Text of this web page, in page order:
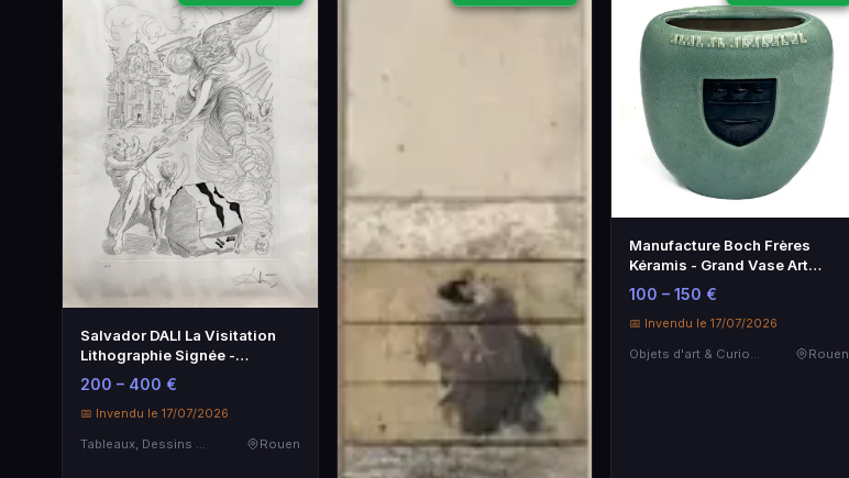
Salvador DALI La Visitation
Lithographie Signée -
Estampe d'Art
200 – 400 €
📅 Invendu le 17/07/2026
Rouen
Manufacture Boch Frères
Kéramis - Grand Vase Art
Déco
100 – 150 €
📅 Invendu le 17/07/2026
Objets d'art & Curiosités
Rouen